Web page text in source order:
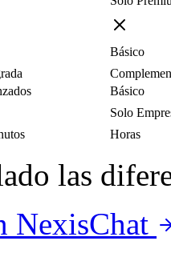
Básico
Básico
Solo
Horas
las
NexisChat